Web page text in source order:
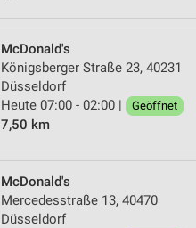
McDonald's
Königsberger Straße 23, 40231
Düsseldorf
Heute 07:00 - 02:00 |
Geöffnet
7,50 km
McDonald's
Mercedesstraße 13, 40470
Düsseldorf